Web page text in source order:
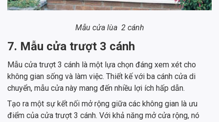
Mẫu cửa lùa 2 cánh
7. Mẫu cửa trượt 3 cánh
Mẫu cửa trượt 3 cánh là một lựa chọn đáng xem xét cho
không gian sống và làm việc. Thiết kế với ba cánh cửa di
chuyển, mẫu cửa này mang đến nhiều lợi ích hấp dẫn.
Tạo ra một sự kết nối mở rộng giữa các không gian là ưu
điểm của cửa trượt 3 cánh. Với khả năng mở cửa rộng, nó